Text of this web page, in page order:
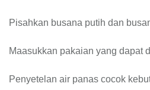
Pisahkan busana putih dan
Maasukkan pakaian yang dapat
Penyetelan air panas cocok